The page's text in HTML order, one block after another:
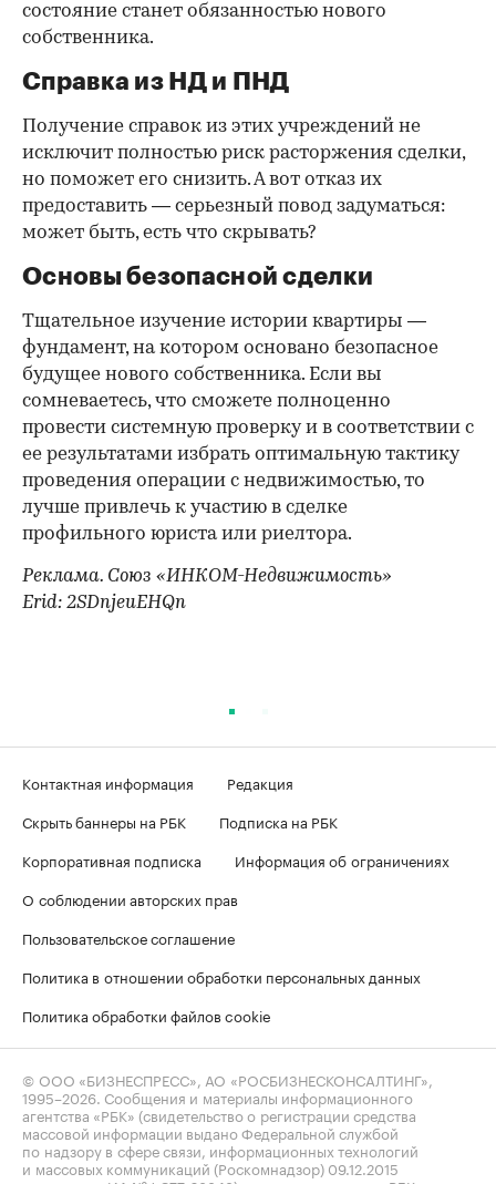
состояние станет обязанностью нового
собственника.
Справка из НД и ПНД
Получение справок из этих учреждений не
исключит полностью риск расторжения сделки,
но поможет его снизить. А вот отказ их
предоставить — серьезный повод задуматься:
может быть, есть что скрывать?
Основы безопасной сделки
Тщательное изучение истории квартиры —
фундамент, на котором основано безопасное
будущее нового собственника. Если вы
сомневаетесь, что сможете полноценно
провести системную проверку и в соответствии с
ее результатами избрать оптимальную тактику
проведения операции с недвижимостью, то
лучше привлечь к участию в сделке
профильного юриста или риелтора.
Реклама. Союз «ИНКОМ-Недвижимость»
Erid: 2SDnjeuEHQn
Контактная информация
Редакция
Скрыть баннеры на РБК
Подписка на РБК
Корпоративная подписка
Информация об ограничениях
О соблюдении авторских прав
Пользовательское соглашение
Политика в отношении обработки персональных данных
Политика обработки файлов cookie
© ООО «БИЗНЕСПРЕСС», АО «РОСБИЗНЕСКОНСАЛТИНГ»,
1995–2026 . Сообщения и материалы информационного
агентства «РБК» (свидетельство о регистрации средства
массовой информации выдано Федеральной службой
по надзору в сфере связи, информационных технологий
и массовых коммуникаций (Роскомнадзор) 09.12.2015